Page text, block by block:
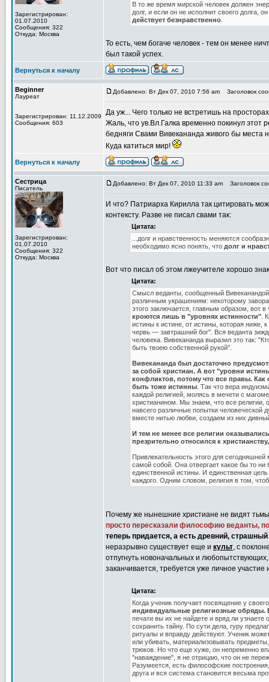
Зарегистрирован:
01.07.2010
Сообщения: 322
Откуда: Москва
В то же время мирской человек должен
долг, и если он не исполнит своего долга,
действует безнравственно
То есть, чем богаче человек - тем он менее
был такой успех.
Вернуться к началу
Beginner
Лауреат
Зарегистрирован: 11.12.2009
Сообщения: 603
Добавлено: Вт Дек 07, 2010 7:56 am Заголовок
Да уж... Чего только не встретишь на
Жаль, что ув.Вл.Галка временно покинул этот
бедняги Свами Вивекананда живого бы места
Куда катиться мир!
Вернуться к началу
Сестрица
Писатель
Зарегистрирован:
01.07.2010
Сообщения: 322
Откуда: Москва
Добавлено: Вт Дек 07, 2010 11:33 am Заголовок
И что? Патриарха Кирилла так цитировать
контексту. Разве не писал свами так:
Цитата:
...долг и нравственность меняются
необходимо ясно понять, что долг и
Вот что писал об этом лжеучителе хорошо
Цитата:
Смысл веданты, сообщенный
различным украшениям: некоторому
этого заключается, главным образом, вот
кроются лишь в "уровнях истинности" .
истины к истине, от истины, которая
червь — завтрашний бог". Вся веданта
человека. Вивекананда выразил это так:
быть твоею собственной рукой".
Вивекананда был достаточно
за собой христиан. А вот "уровни
конфликтов, потому что все правы.
быть тоже истинны . Так что вера
каждой религией, молясь в мечети с
христианином. Мы знаем, что все религии,
навсего различные попытки человеческой
вместе нитью любви, создаем из них
И тем не менее все религии
презрительно относился к
Привлекательность этого для
самой собой. Она отвергает какое бы то
единственной истины. И единственная
каждого. Одним словом, религия в том,
Почему же нынешние христиане не видят
просто пересказали философию веданты,
теперь придается, а есть древний,
неразрывно существует еще и культ, с
отпугнуть новоначальных и
заканчивается, требуется уже личное
Цитата:
Когда ученик получает посвящение у
индивидуальные религиозные обряды.
печати вы их не найдете и вряд ли
сохранить тайну. По сути дела, гуру
ритуалы и вправду действуют. Ученик
или убивать, материализовывать
трюков. Но что еще хуже, он непременно
"наваждение", я не отрицаю, что он не
Разумеется, есть философские
друга и вся система становится весьма